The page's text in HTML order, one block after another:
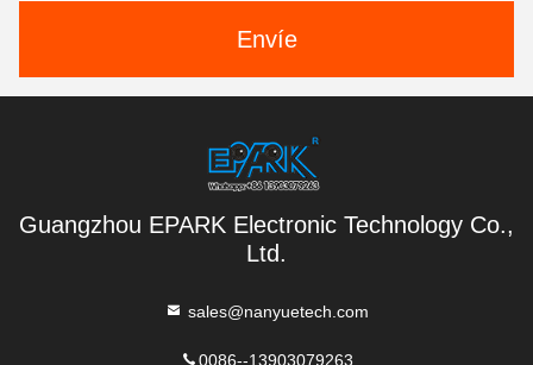
Envíe
Guangzhou EPARK Electronic Technology Co.,
Ltd.
sales@nanyuetech.com
0086--13903079263